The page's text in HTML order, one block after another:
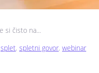
si čisto na...
splet, spletni govor, webinar